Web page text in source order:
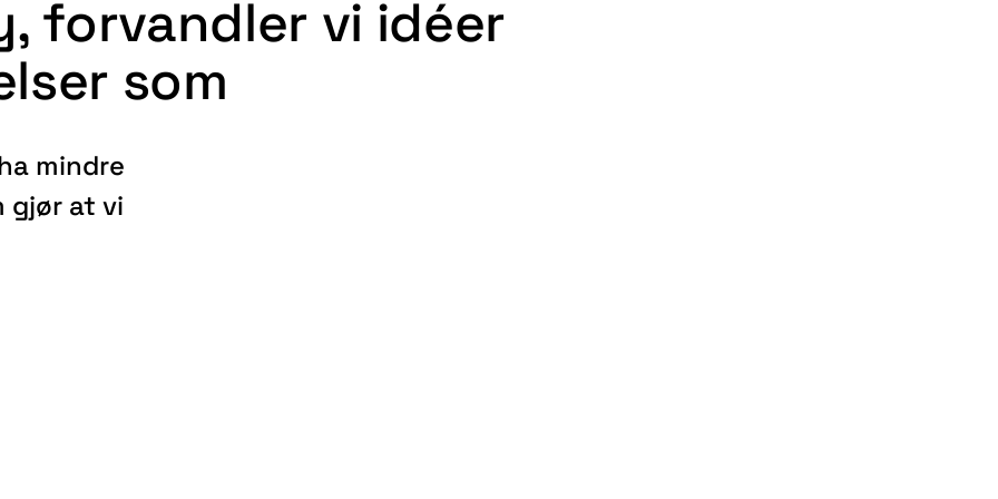
forvandler vi idéer
som
mindre
gjør at vi